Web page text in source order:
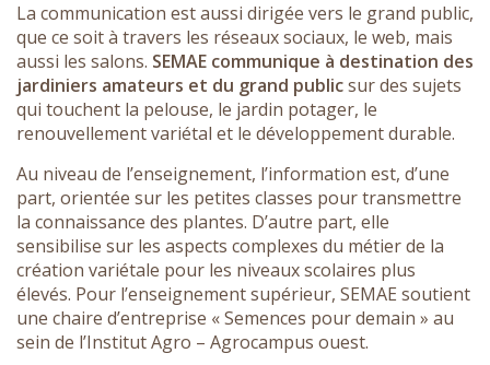
La communication est aussi dirigée vers le grand public,
que ce soit à travers les réseaux sociaux, le web, mais
aussi les salons. SEMAE communique à destination des
jardiniers amateurs et du grand publicsur des sujets
qui touchent la pelouse, le jardin potager, le
renouvellement variétal et le développement durable.
Au niveau de l’enseignement, l’information est, d’une
part, orientée sur les petites classes pour transmettre
la connaissance des plantes. D’autre part, elle
sensibilise sur les aspects complexes du métier de la
création variétale pour les niveaux scolaires plus
élevés. Pour l’enseignement supérieur, SEMAE soutient
une chaire d’entreprise « Semences pour demain » au
sein de l’Institut Agro – Agrocampus ouest.